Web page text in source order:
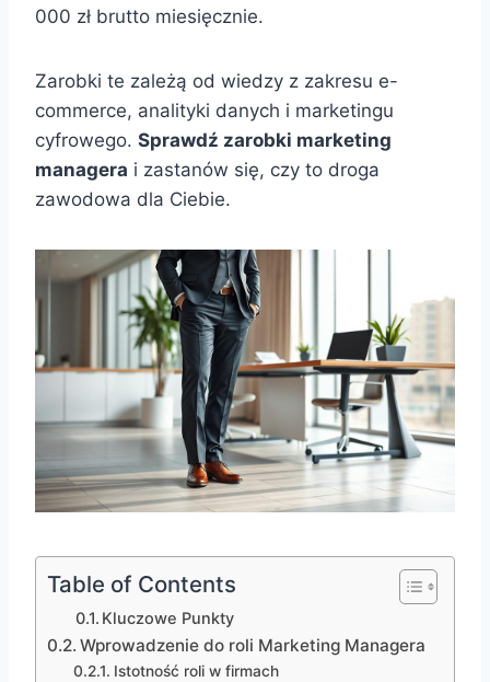
000 zł brutto miesięcznie.
Zarobki te zależą od wiedzy z zakresu e-
commerce, analityki danych i marketingu
cyfrowego. Sprawdź zarobki marketing
managera i zastanów się, czy to droga
zawodowa dla Ciebie.
Table of Contents
Kluczowe Punkty
Wprowadzenie do roli Marketing Managera
Istotność roli w firmach